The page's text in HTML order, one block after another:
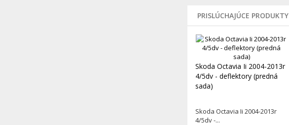
PRISLÚCHAJÚCE PRODUKTY
Skoda Octavia Ii 2004-2013r
4/5dv - deflektory (predná
sada)
Skoda Octavia Ii 2004-2013r
4/5dv -...